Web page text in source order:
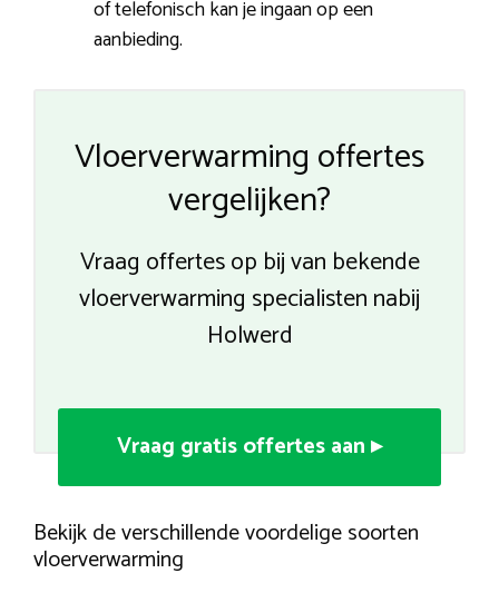
of telefonisch kan je ingaan op een
aanbieding.
Vloerverwarming offertes
vergelijken?
Vraag offertes op bij van bekende
vloerverwarming specialisten nabij
Holwerd
Vraag gratis offertes aan ▸
Bekijk de verschillende voordelige soorten
vloerverwarming